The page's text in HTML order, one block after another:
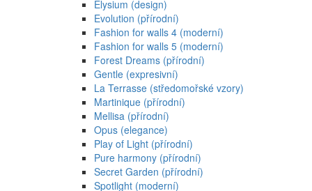
Elysium (design)
Evolution (přírodní)
Fashion for walls 4 (moderní)
Fashion for walls 5 (moderní)
Forest Dreams (přírodní)
Gentle (expresivní)
La Terrasse (středomořské vzory)
Martinique (přírodní)
Mellisa (přírodní)
Opus (elegance)
Play of Light (přírodní)
Pure harmony (přírodní)
Secret Garden (přírodní)
Spotlight (moderní)